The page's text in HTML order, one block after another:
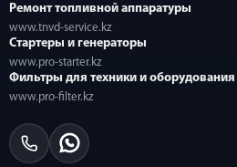
Ремонт топливной аппаратуры
www.tnvd-service.kz
Стартеры и генераторы
www.pro-starter.kz
Фильтры для техники и оборудования
www.pro-filter.kz